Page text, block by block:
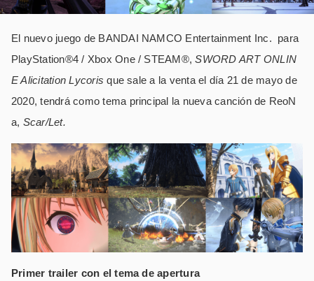
El nuevo juego de BANDAI NAMCO Entertainment Inc. para
PlayStation®4 / Xbox One / STEAM®,SWORD ART ONLIN
E Alicitation Lycoris que sale a la venta el día 21 de mayo de
2020, tendrá como tema principal la nueva canción de ReoN
a, Scar/Let.
Primer trailer con el tema de apertura